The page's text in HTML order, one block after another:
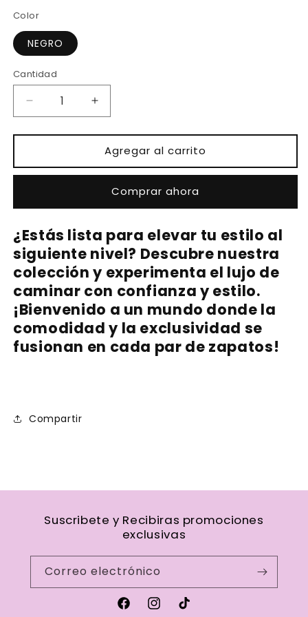
Color
NEGRO
Cantidad
Reducir
cantidad
para
ROSA
Aumentar
cantidad
para
ADA
ROSA
Agregar al carrito
Comprar ahora
¿Estás lista para elevar tu estilo al
siguiente nivel? Descubre nuestra
colección y experimenta el lujo de
caminar con confianza y estilo.
¡Bienvenido a un mundo donde la
comodidad y la exclusividad se
fusionan en cada par de zapatos!
Compartir
Suscribete y Recibiras promociones
exclusivas
Correo electrónico
FacebookInstagram
TikTok